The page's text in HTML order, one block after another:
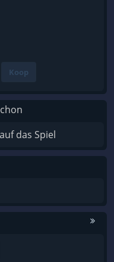
Koop
das Spiel